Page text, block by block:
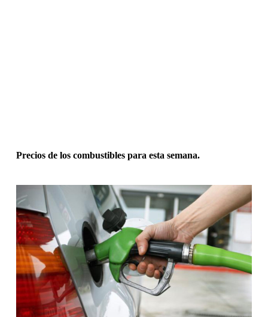
Precios de los combustibles para esta semana.